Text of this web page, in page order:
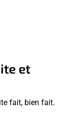
et
fait, bien fait.